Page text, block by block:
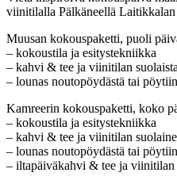
viinitilalla Pälkäneellä Laitikkalan
Muusan kokouspaketti, puoli
– kokoustila ja esitystekniikka
– kahvi & tee ja viinitilan
– lounas noutopöydästä tai
Kamreerin kokouspaketti, koko
– kokoustila ja esitystekniikka
– kahvi & tee ja viinitilan
– lounas noutopöydästä tai
– iltapäiväkahvi & tee ja viinitilan